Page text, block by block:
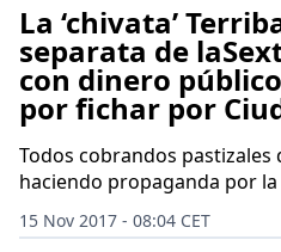
La ‘chivata’
separata de
con dinero
por fichar por
Todos cobrandos
haciendo propaganda por
15 Nov 2017 - 08:04 CET